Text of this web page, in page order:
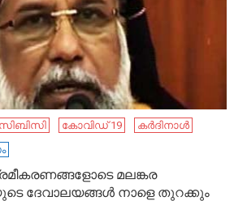
കോവിഡ് 19
കർദിനാൾ
മലങ്കര
ദേവാലയങ്ങള്‍ നാളെ തുറക്കും